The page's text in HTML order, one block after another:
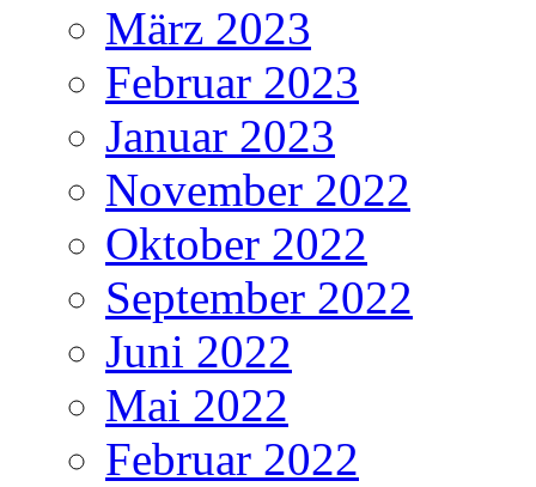
März 2023
Februar 2023
Januar 2023
November 2022
Oktober 2022
September 2022
Juni 2022
Mai 2022
Februar 2022